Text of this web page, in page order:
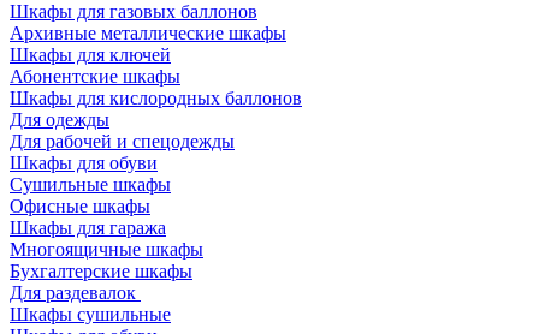
Шкафы для газовых баллонов
Архивные металлические шкафы
Шкафы для ключей
Абонентские шкафы
Шкафы для кислородных баллонов
Для одежды
Для рабочей и спецодежды
Шкафы для обуви
Сушильные шкафы
Офисные шкафы
Шкафы для гаража
Многоящичные шкафы
Бухгалтерские шкафы
Для раздевалок
Шкафы сушильные